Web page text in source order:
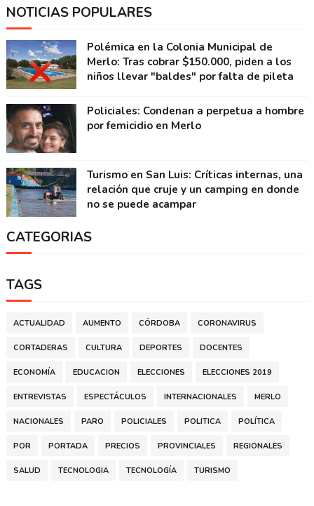
NOTICIAS POPULARES
Polémica en la Colonia Municipal de
Merlo: Tras cobrar $150.000, piden a los
niños llevar "baldes" por falta de pileta
Policiales: Condenan a perpetua a hombre
por femicidio en Merlo
Turismo en San Luis: Críticas internas, una
relación que cruje y un camping en donde
no se puede acampar
CATEGORIAS
TAGS
ACTUALIDAD AUMENTO CÓRDOBA CORONAVIRUS
CORTADERAS CULTURA DEPORTES DOCENTES
ECONOMÍA EDUCACION ELECCIONES ELECCIONES 2019
ENTREVISTAS ESPECTÁCULOS INTERNACIONALES MERLO
NACIONALES PARO POLICIALES POLITICA POLÍTICA
POR PORTADA PRECIOS PROVINCIALES REGIONALES
SALUD TECNOLOGIA TECNOLOGÍA TURISMO